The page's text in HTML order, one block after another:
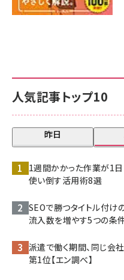
人気記事トップ10
昨日
1週間かかった作業が1
使い倒す活用術8選
SEOで勝つタイトル付け
流入数を増やす5つの条
派遣で働く期間、同じ会
第1位【エン調べ】